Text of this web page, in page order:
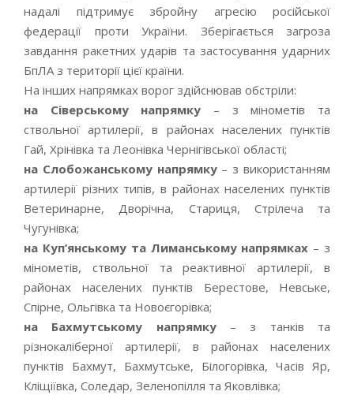
надалі підтримує збройну агресію російської
федерації проти України. Зберігається загроза
завдання ракетних ударів та застосування ударних
БпЛА з території цієї країни.
На інших напрямках ворог здійснював обстріли:
на Сіверському напрямку – з мінометів та
ствольної артилерії, в районах населених пунктів
Гай, Хрінівка та Леонівка Чернігівської області;
на Слобожанському напрямку– з використанням
артилерії різних типів, в районах населених пунктів
Ветеринарне, Дворічна, Стариця, Стрілеча та
Чугунівка;
на Куп’янському та Лиманському напрямках – з
мінометів, ствольної та реактивної артилерії, в
районах населених пунктів Берестове, Невське,
Спірне, Ольгівка та Новоєгорівка;
на Бахмутському напрямку– з танків та
різнокаліберної артилерії, в районах населених
пунктів Бахмут, Бахмутське, Білогорівка, Часів Яр,
Кліщіївка, Соледар, Зеленопілля та Яковлівка;